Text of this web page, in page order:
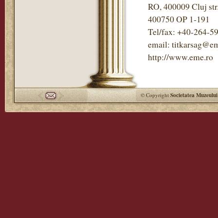
RO, 400009 Cluj
400750 OP 1-191
Tel/fax: +40-264-
email:
http://www.eme.ro
© CopyrightSocietatea